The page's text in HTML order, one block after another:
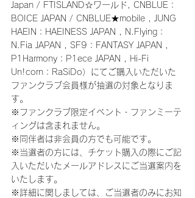
Japan / FTISLAND☆ワールド, CNBLUE：
BOICE JAPAN / CNBLUE★mobile , JUNG
HAEIN：HAEINESS JAPAN , N.Flying：
N.Fia JAPAN , SF9：FANTASY JAPAN ,
P1Harmony：P1ece JAPAN , Hi-Fi
Un!corn：RaSiDo）にてご購入いただいた
ファンクラブ会員様が抽選の対象となりま
す。
※ファンクラブ限定イベント・ファンミーテ
ィングは含まれません。
※同伴者は非会員の方でも可能です。
※当選者の方には、チケット購入の際にご記
入いただいたメールアドレスにご当選案内を
いたします。
※詳細に関しましては、ご当選者のみにお知